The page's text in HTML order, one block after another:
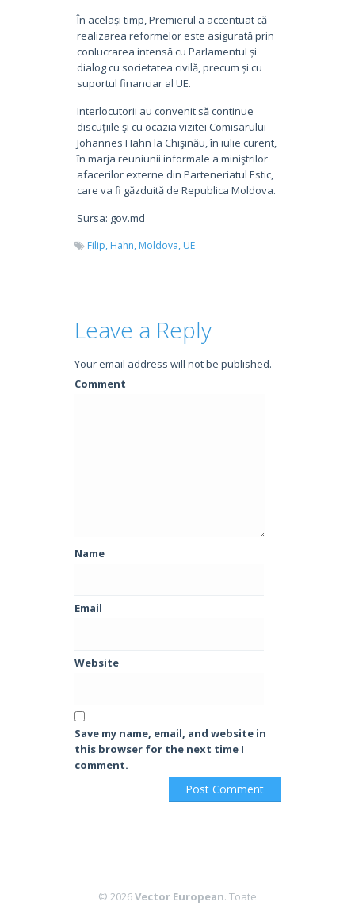
În același timp, Premierul a accentuat că
realizarea reformelor este asigurată prin
conlucrarea intensă cu Parlamentul și
dialog cu societatea civilă, precum și cu
suportul financiar al UE.
Interlocutorii au convenit să continue
discuţiile şi cu ocazia vizitei Comisarului
Johannes Hahn la Chişinău, în iulie curent,
în marja reuniunii informale a miniştrilor
afacerilor externe din Parteneriatul Estic,
care va fi găzduită de Republica Moldova.
Sursa: gov.md
Filip, Hahn, Moldova, UE
Leave a Reply
Your email address will not be published.
Comment
Name
Email
Website
Save my name, email, and website in
this browser for the next time I
comment.
© 2026Vector European. Toate